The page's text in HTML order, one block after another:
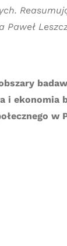
i ekonomia
w